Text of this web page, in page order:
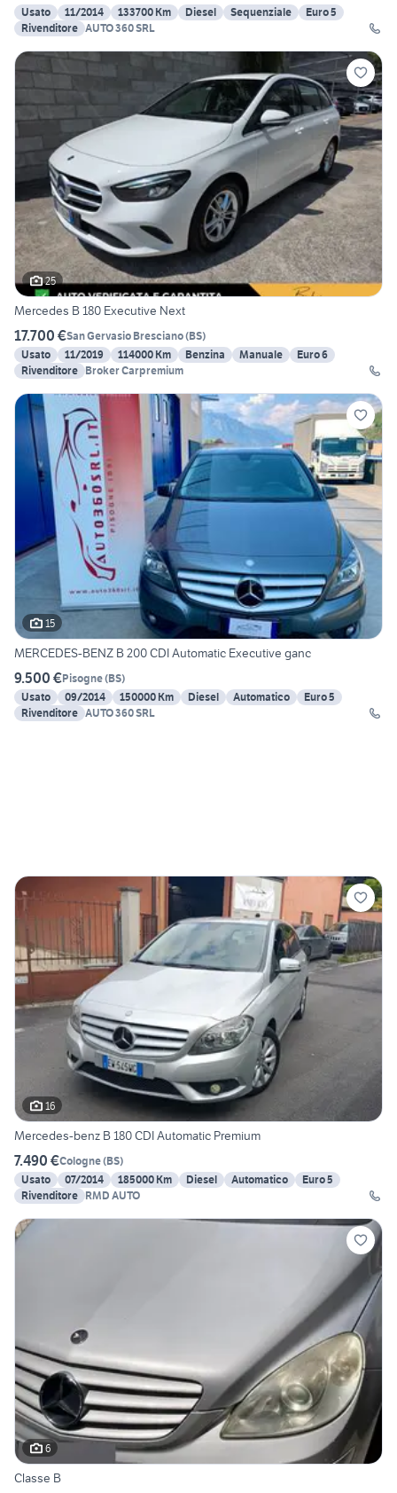
Usato 11/2014 133700 Km Diesel Sequenziale
Euro 5
Rivenditore AUTO 360 SRL
25
Mercedes B 180 Executive Next
17.700 €San Gervasio Bresciano(BS)
Usato
11/2019 114000 Km Benzina Manuale
Euro 6
Rivenditore Broker Carpremium
15
MERCEDES-BENZ B 200 CDI Automatic Executive ganc
9.500 €Pisogne(BS)
Usato
09/2014 150000 Km Diesel Automatico
Euro 5
Rivenditore AUTO 360 SRL
16
Mercedes-benz B 180 CDI Automatic Premium
7.490 €Cologne(BS)
Usato
07/2014 185000 Km Diesel Automatico
Euro 5
Rivenditore
RMD AUTO
6
Classe B